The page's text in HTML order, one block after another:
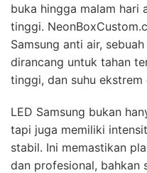
buka hingga malam hari
tinggi.
Samsung anti air,
dirancang untuk tahan
tinggi, dan suhu ekstrem
LED Samsung bukan
tapi juga memiliki
stabil. Ini memastikan
dan profesional, bahkan